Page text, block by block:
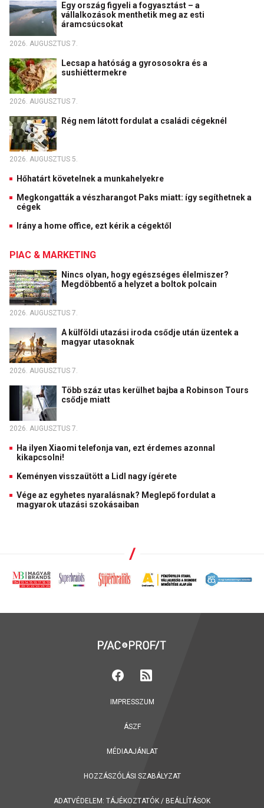
Egy ország figyeli a fogyasztást – a
vállalkozások menthetik meg az esti
áramcsúcsokat
2026. AUGUSZTUS 7.
Lecsap a hatóság a gyrososokra és a
sushiéttermekre
2026. AUGUSZTUS 7.
Rég nem látott fordulat a családi cégeknél
2026. AUGUSZTUS 5.
Hőhatárt követelnek a munkahelyekre
Megkongatták a vészharangot Paks miatt: így segíthetnek a
cégek
Irány a home office, ezt kérik a cégektől
PIAC & MARKETING
Nincs olyan, hogy egészséges élelmiszer?
Megdöbbentő a helyzet a boltok polcain
2026. AUGUSZTUS 7.
A külföldi utazási iroda csődje után üzentek a
magyar utasoknak
2026. AUGUSZTUS 7.
Több száz utas kerülhet bajba a Robinson Tours
csődje miatt
2026. AUGUSZTUS 7.
Ha ilyen Xiaomi telefonja van, ezt érdemes azonnal
kikapcsolni!
Keményen visszaütött a Lidl nagy ígérete
Vége az egyhetes nyaralásnak? Meglepő fordulat a
magyarok utazási szokásaiban
IMPRESSZUM
ÁSZF
MÉDIAAJÁNLAT
HOZZÁSZÓLÁSI SZABÁLYZAT
ADATVÉDELEM: TÁJÉKOZTATÓK / BEÁLLÍTÁSOK